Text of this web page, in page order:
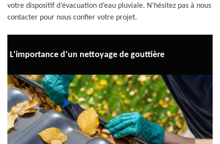
votre dispositif d’évacuation d’eau pluviale. N’hésitez pas à nous
contacter pour nous confier votre projet.
L’importance d’un nettoyage de gouttière